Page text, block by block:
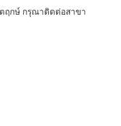
ฤกษ์ กรุณาติดต่อสาขา